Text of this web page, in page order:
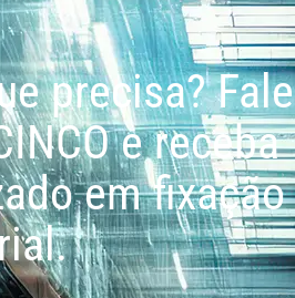
precisa? Fale
e receba
em fixação